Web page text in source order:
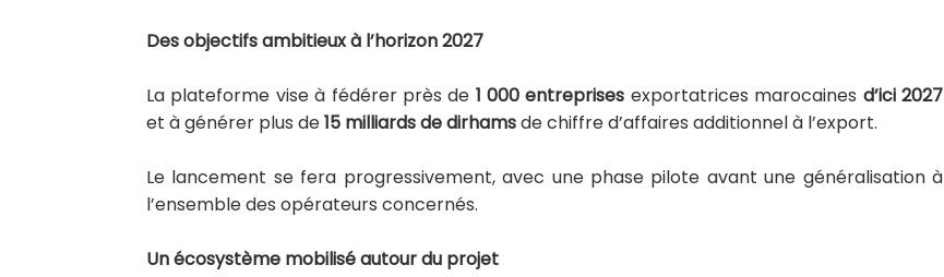
Des objectifs ambitieux à l’horizon 2027
La plateforme vise à fédérer près de 1 000 entreprises exportatrices marocaines d’ici 2027
et à générer plus de15 milliards de dirhamsde chiffre d’affaires additionnel à l’export.
Le lancement se fera progressivement, avec une phase pilote avant une généralisation à
l’ensemble des opérateurs concernés.
Un écosystème mobilisé autour du projet